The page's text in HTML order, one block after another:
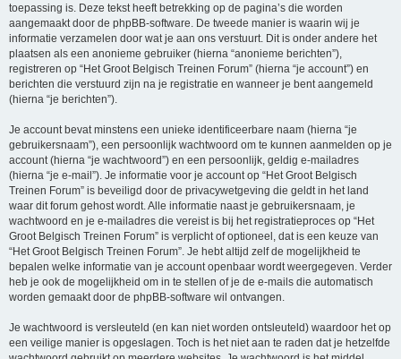
toepassing is. Deze tekst heeft betrekking op de pagina’s die worden
aangemaakt door de phpBB-software. De tweede manier is waarin wij je
informatie verzamelen door wat je aan ons verstuurt. Dit is onder andere het
plaatsen als een anonieme gebruiker (hierna “anonieme berichten”),
registreren op “Het Groot Belgisch Treinen Forum” (hierna “je account”) en
berichten die verstuurd zijn na je registratie en wanneer je bent aangemeld
(hierna “je berichten”).
Je account bevat minstens een unieke identificeerbare naam (hierna “je
gebruikersnaam”), een persoonlijk wachtwoord om te kunnen aanmelden op je
account (hierna “je wachtwoord”) en een persoonlijk, geldig e-mailadres
(hierna “je e-mail”). Je informatie voor je account op “Het Groot Belgisch
Treinen Forum” is beveiligd door de privacywetgeving die geldt in het land
waar dit forum gehost wordt. Alle informatie naast je gebruikersnaam, je
wachtwoord en je e-mailadres die vereist is bij het registratieproces op “Het
Groot Belgisch Treinen Forum” is verplicht of optioneel, dat is een keuze van
“Het Groot Belgisch Treinen Forum”. Je hebt altijd zelf de mogelijkheid te
bepalen welke informatie van je account openbaar wordt weergegeven. Verder
heb je ook de mogelijkheid om in te stellen of je de e-mails die automatisch
worden gemaakt door de phpBB-software wil ontvangen.
Je wachtwoord is versleuteld (en kan niet worden ontsleuteld) waardoor het op
een veilige manier is opgeslagen. Toch is het niet aan te raden dat je hetzelfde